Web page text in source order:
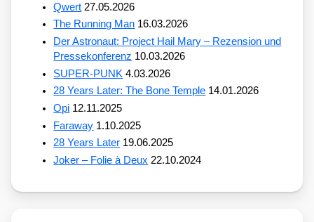
Qwert 27.05.2026
The Running Man 16.03.2026
Der Astronaut: Project Hail Mary – Rezension und
Pressekonferenz 10.03.2026
SUPER-PUNK 4.03.2026
28 Years Later: The Bone Temple 14.01.2026
Opi 12.11.2025
Faraway 1.10.2025
28 Years Later 19.06.2025
Joker – Folie à Deux 22.10.2024